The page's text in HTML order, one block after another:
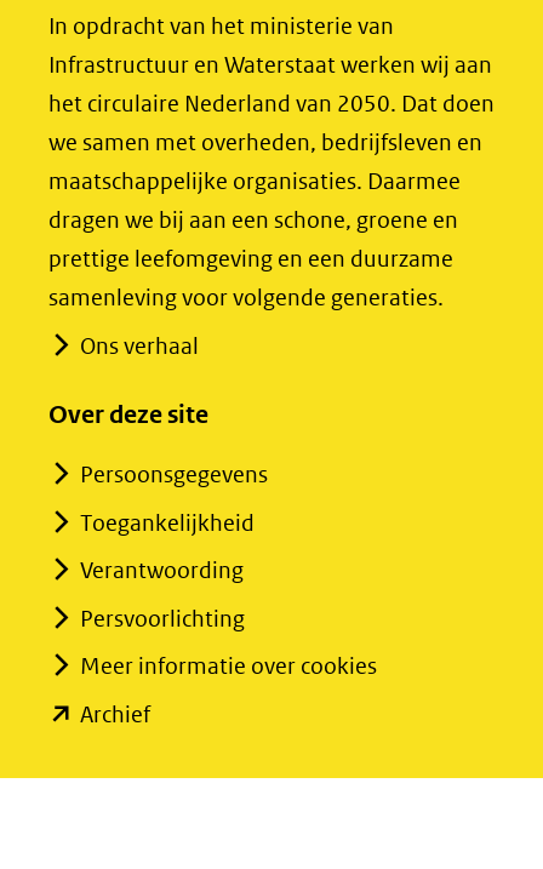
(opent
nieuw
naar
een
andere
website)
(opent
in
nieuw
naar
een
andere
website)
In opdracht van het ministerie van
Infrastructuur en Waterstaat werken wij aan
het circulaire Nederland van 2050. Dat doen
we samen met overheden, bedrijfsleven en
maatschappelijke organisaties. Daarmee
dragen we bij aan een schone, groene en
prettige leefomgeving en een duurzame
samenleving voor volgende generaties.
Ons verhaal
Over deze site
Persoonsgegevens
Toegankelijkheid
Verantwoording
Persvoorlichting
Meer informatie over cookies
Archief(opent